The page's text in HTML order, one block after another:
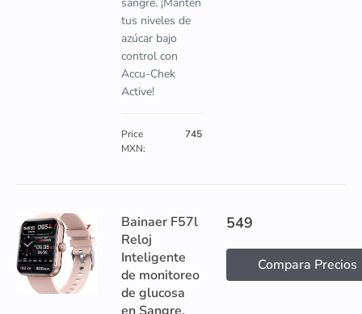
tus niveles de
azúcar bajo
control con
Accu-Chek
Active!
Price
MXN:
745
Bainaer F57l
Reloj
Inteligente
de monitoreo
de glucosa
549
Compara Precios